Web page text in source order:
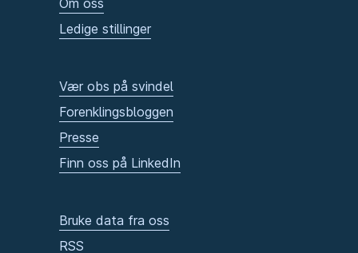
Om oss
Ledige stillinger
Vær obs på svindel
Forenklingsbloggen
Presse
Finn oss på LinkedIn
Bruke data fra oss
RSS